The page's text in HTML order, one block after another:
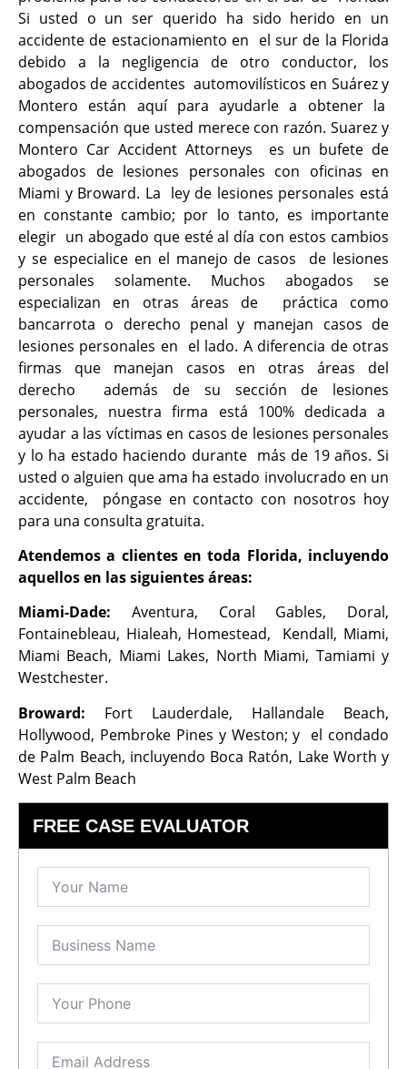
Si usted o un ser querido ha sido herido en un
accidente de estacionamiento en el sur de la Florida
debido a la negligencia de otro conductor, los
abogados de accidentes automovilísticos en Suárez y
Montero están aquí para ayudarle a obtener la
compensación que usted merece con razón. Suarez y
Montero Car Accident Attorneys es un bufete de
abogados de lesiones personales con oficinas en
Miami y Broward. La ley de lesiones personales está
en constante cambio; por lo tanto, es importante
elegir un abogado que esté al día con estos cambios
y se especialice en el manejo de casos de lesiones
personales solamente. Muchos abogados se
especializan en otras áreas de práctica como
bancarrota o derecho penal y manejan casos de
lesiones personales en el lado. A diferencia de otras
firmas que manejan casos en otras áreas del
derecho además de su sección de lesiones
personales, nuestra firma está 100% dedicada a
ayudar a las víctimas en casos de lesiones personales
y lo ha estado haciendo durante más de 19 años. Si
usted o alguien que ama ha estado involucrado en un
accidente, póngase en contacto con nosotros hoy
para una consulta gratuita.
Atendemos a clientes en toda Florida, incluyendo
aquellos en las siguientes áreas:
Miami-Dade:
Aventura, Coral Gables, Doral,
Fontainebleau, Hialeah, Homestead, Kendall, Miami,
Miami Beach, Miami Lakes, North Miami, Tamiami y
Westchester.
Broward:
Fort Lauderdale, Hallandale Beach,
Hollywood, Pembroke Pines y Weston; y el condado
de Palm Beach, incluyendo Boca Ratón, Lake Worth y
West Palm Beach
FREE CASE EVALUATOR